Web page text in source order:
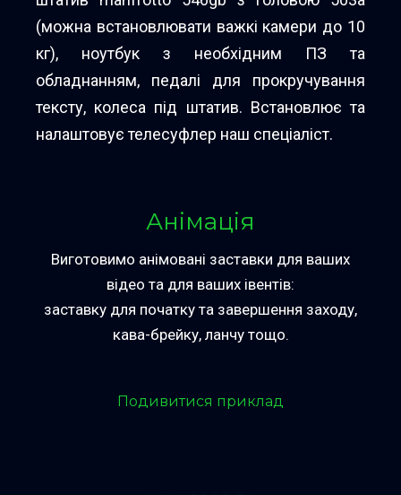
(можна встановлювати важкі камери до 10
кг), ноутбук з необхідним ПЗ та
обладнанням, педалі для прокручування
тексту, колеса під штатив. Встановлює та
налаштовує телесуфлер наш спеціаліст.
Анімація
Виготовимо анімовані заставки для ваших
відео та для ваших івентів:
заставку для початку та завершення заходу,
кава-брейку, ланчу тощо.
Подивитися приклад